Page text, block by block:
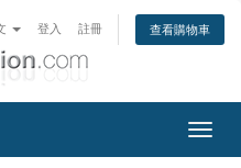
登入 註冊 查看購物車